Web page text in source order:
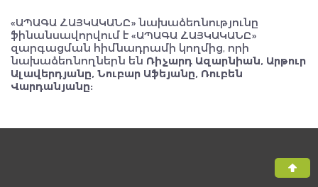
«ԱՊԱԳԱ ՀԱՅԿԱԿԱՆԸ» նախաձեռնությունը
ֆինանսավորվում է «ԱՊԱԳԱ ՀԱՅԿԱԿԱՆԸ»
զարգացման հիմնադրամի կողմից, որի
նախաձեռնողներն են Ռիչարդ Ազարնիան, Արթուր
Ալավերդյանը, Նուբար Աֆեյանը, Ռուբեն
Վարդանյանը: